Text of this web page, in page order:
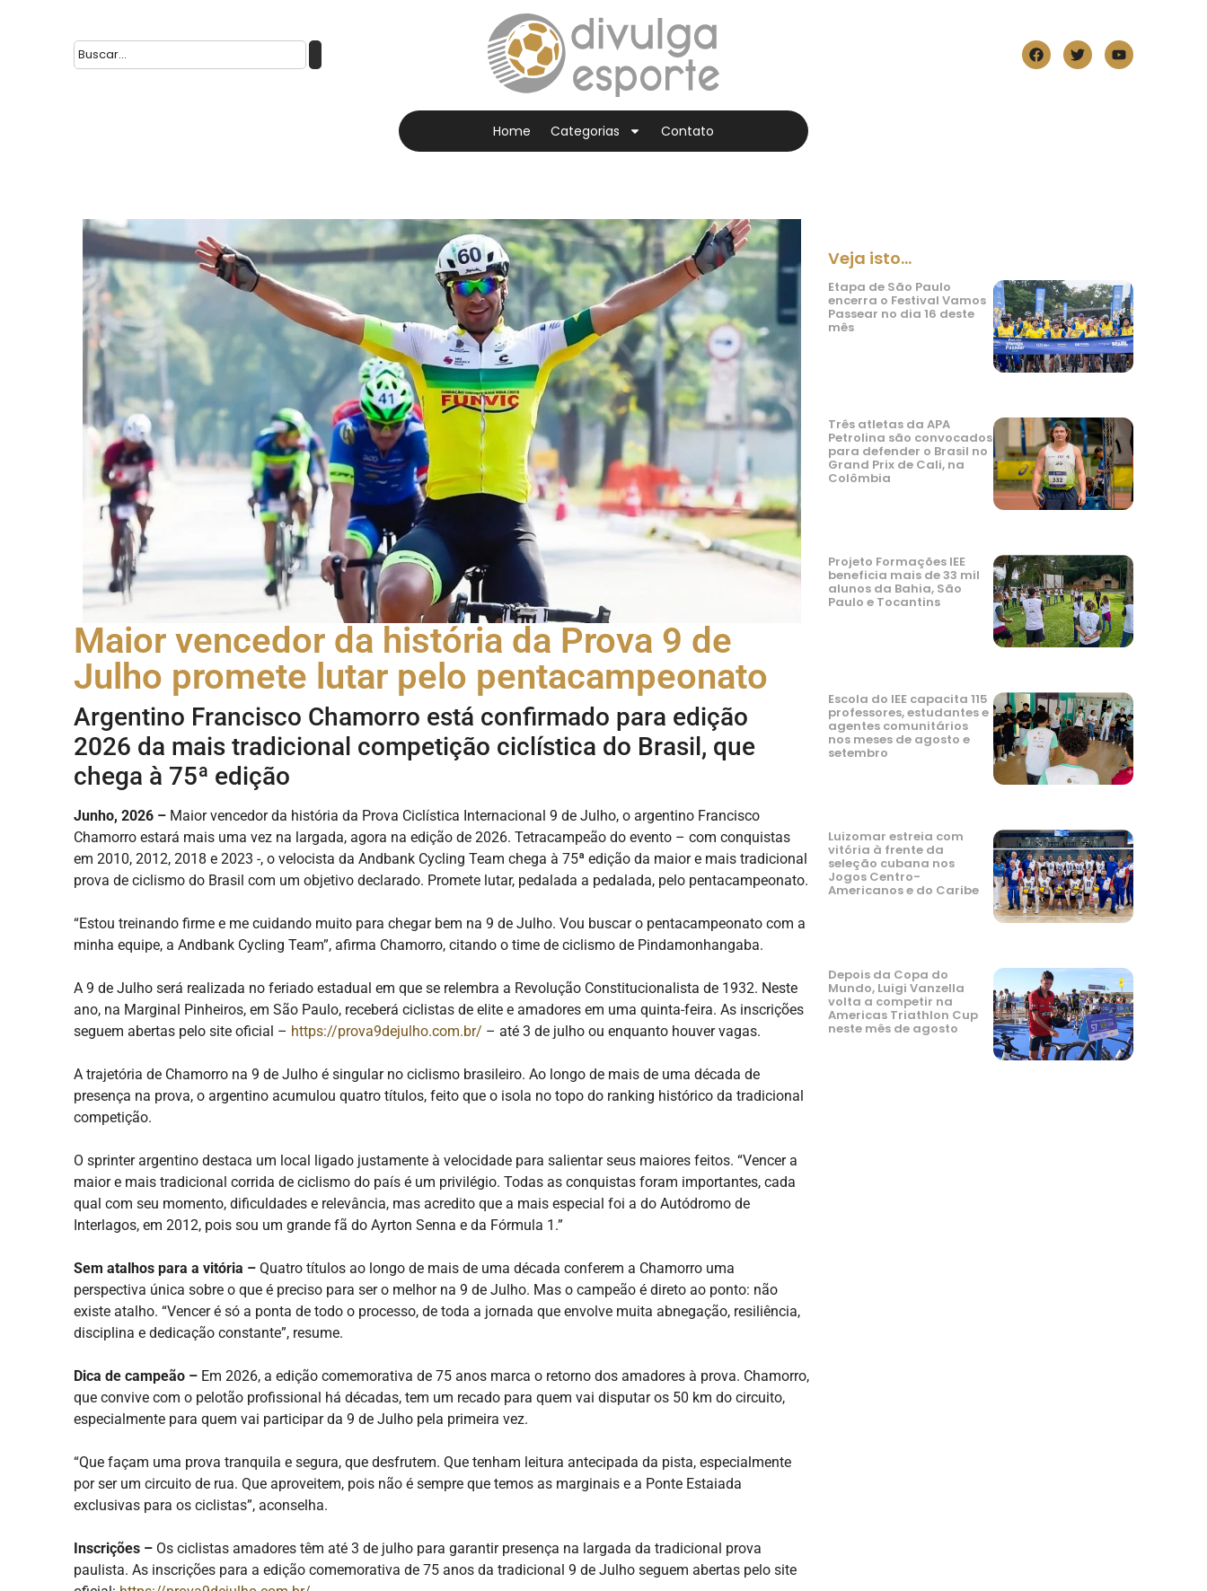
Home Categorias Contato
Maior vencedor da história da Prova 9 de
Julho promete lutar pelo pentacampeonato
Argentino Francisco Chamorro está confirmado para edição
2026 da mais tradicional competição ciclística do Brasil, que
chega à 75ª edição
Junho, 2026 – Maior vencedor da história da Prova Ciclística Internacional 9 de Julho, o argentino Francisco
Chamorro estará mais uma vez na largada, agora na edição de 2026. Tetracampeão do evento – com conquistas
em 2010, 2012, 2018 e 2023 -, o velocista da Andbank Cycling Team chega à 75ª edição da maior e mais tradicional
prova de ciclismo do Brasil com um objetivo declarado. Promete lutar, pedalada a pedalada, pelo pentacampeonato.
“Estou treinando firme e me cuidando muito para chegar bem na 9 de Julho. Vou buscar o pentacampeonato com a
minha equipe, a Andbank Cycling Team”, afirma Chamorro, citando o time de ciclismo de Pindamonhangaba.
A 9 de Julho será realizada no feriado estadual em que se relembra a Revolução Constitucionalista de 1932. Neste
ano, na Marginal Pinheiros, em São Paulo, receberá ciclistas de elite e amadores em uma quinta-feira. As inscrições
seguem abertas pelo site oficial – https://prova9dejulho.com.br/ – até 3 de julho ou enquanto houver vagas.
A trajetória de Chamorro na 9 de Julho é singular no ciclismo brasileiro. Ao longo de mais de uma década de
presença na prova, o argentino acumulou quatro títulos, feito que o isola no topo do ranking histórico da tradicional
competição.
O sprinter argentino destaca um local ligado justamente à velocidade para salientar seus maiores feitos. “Vencer a
maior e mais tradicional corrida de ciclismo do país é um privilégio. Todas as conquistas foram importantes, cada
qual com seu momento, dificuldades e relevância, mas acredito que a mais especial foi a do Autódromo de
Interlagos, em 2012, pois sou um grande fã do Ayrton Senna e da Fórmula 1.”
Sem atalhos para a vitória – Quatro títulos ao longo de mais de uma década conferem a Chamorro uma
perspectiva única sobre o que é preciso para ser o melhor na 9 de Julho. Mas o campeão é direto ao ponto: não
existe atalho. “Vencer é só a ponta de todo o processo, de toda a jornada que envolve muita abnegação, resiliência,
disciplina e dedicação constante”, resume.
Dica de campeão – Em 2026, a edição comemorativa de 75 anos marca o retorno dos amadores à prova. Chamorro,
que convive com o pelotão profissional há décadas, tem um recado para quem vai disputar os 50 km do circuito,
especialmente para quem vai participar da 9 de Julho pela primeira vez.
“Que façam uma prova tranquila e segura, que desfrutem. Que tenham leitura antecipada da pista, especialmente
por ser um circuito de rua. Que aproveitem, pois não é sempre que temos as marginais e a Ponte Estaiada
exclusivas para os ciclistas”, aconselha.
Inscrições – Os ciclistas amadores têm até 3 de julho para garantir presença na largada da tradicional prova
paulista. As inscrições para a edição comemorativa de 75 anos da tradicional 9 de Julho seguem abertas pelo site
Veja isto...
Etapa de São Paulo
encerra o Festival Vamos
Passear no dia 16 deste
mês
Três atletas da APA
Petrolina são convocados
para defender o Brasil no
Grand Prix de Cali, na
Colômbia
Projeto Formações IEE
beneficia mais de 33 mil
alunos da Bahia, São
Paulo e Tocantins
Escola do IEE capacita 115
professores, estudantes e
agentes comunitários
nos meses de agosto e
setembro
Luizomar estreia com
vitória à frente da
seleção cubana nos
Jogos Centro-
Americanos e do Caribe
Depois da Copa do
Mundo, Luigi Vanzella
volta a competir na
Americas Triathlon Cup
neste mês de agosto